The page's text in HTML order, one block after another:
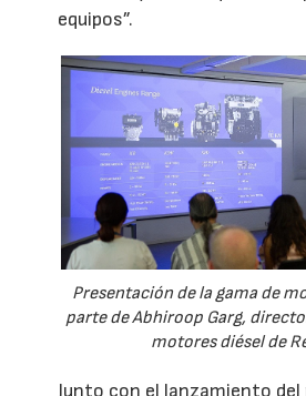
equipos”.
Presentación de la gama de
parte de Abhiroop Garg,
motores diésel de